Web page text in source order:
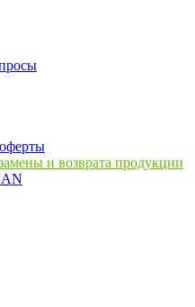
и возврата продукции